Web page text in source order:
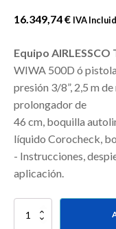
16.349,74€ IVA
Equipo
WIWA 500D ó
presión 3/8”, 2,5 m
prolongador de
46 cm, boquilla
líquido Corocheck,
- Instrucciones,
aplicación.
Equipo
AIRLESSCO